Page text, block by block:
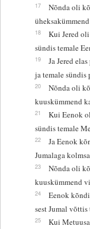
17
Nõnda oli
18
Kui Jered
sündis temale
19
Ja Jered
ja temale sündis
20
Nõnda oli
kuuskümmend
21
Kui Eenok
sündis temale
22
Ja Eenok
Jumalaga
23
Nõnda oli
kuuskümmend
24
Eenok
sest Jumal võttis
25
Kui